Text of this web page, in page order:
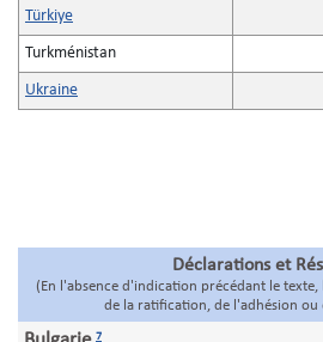
Türkiye
Turkménistan
Ukraine
Déclarations et
(En l'absence d'indication précédant le texte,
de la ratification, de l'adhésion ou
7